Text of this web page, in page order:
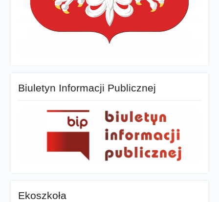
Biuletyn Informacji Publicznej
Ekoszkoła